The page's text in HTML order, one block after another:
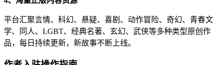
平台汇聚言情、科幻、悬疑、喜剧、动作冒险、奇幻、青春文
学、同人、LGBT、经典名著、玄幻、武侠等多种类型原创作
品，每日持续更新，新故事不断上线。